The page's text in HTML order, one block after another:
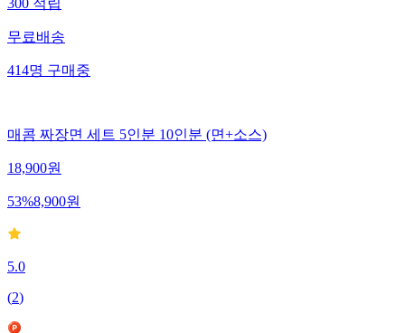
300적립
무료배송
414명구매중
매콤 짜장면 세트 5인분 10인분 (면+소스)
18,900원
53%8,900원
5.0
(2)